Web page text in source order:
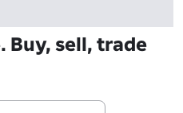
Buy, sell, trade